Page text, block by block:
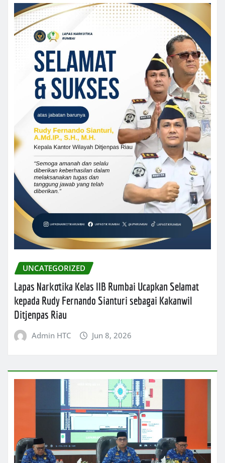
UNCATEGORIZED
Lapas Narkotika Kelas IIB Rumbai Ucapkan Selamat
kepada Rudy Fernando Sianturi sebagai Kakanwil
Ditjenpas Riau
Admin HTC Jun 8, 2026